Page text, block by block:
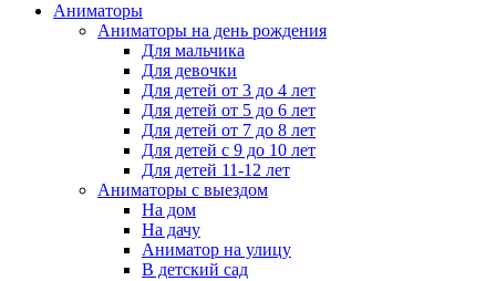
Аниматоры
Аниматоры на день рождения
Для мальчика
Для девочки
Для детей от 3 до 4 лет
Для детей от 5 до 6 лет
Для детей от 7 до 8 лет
Для детей с 9 до 10 лет
Для детей 11-12 лет
Аниматоры с выездом
На дом
На дачу
Аниматор на улицу
В детский сад